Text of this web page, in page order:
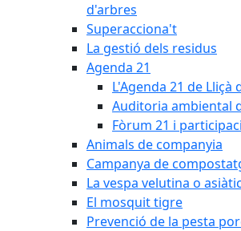
d'arbres
Superacciona't
La gestió dels residus
Agenda 21
L'Agenda 21 de Lliçà
Auditoria ambiental
Fòrum 21 i
Animals de companyia
Campanya de
La vespa velutina o
El mosquit tigre
Prevenció de la pesta